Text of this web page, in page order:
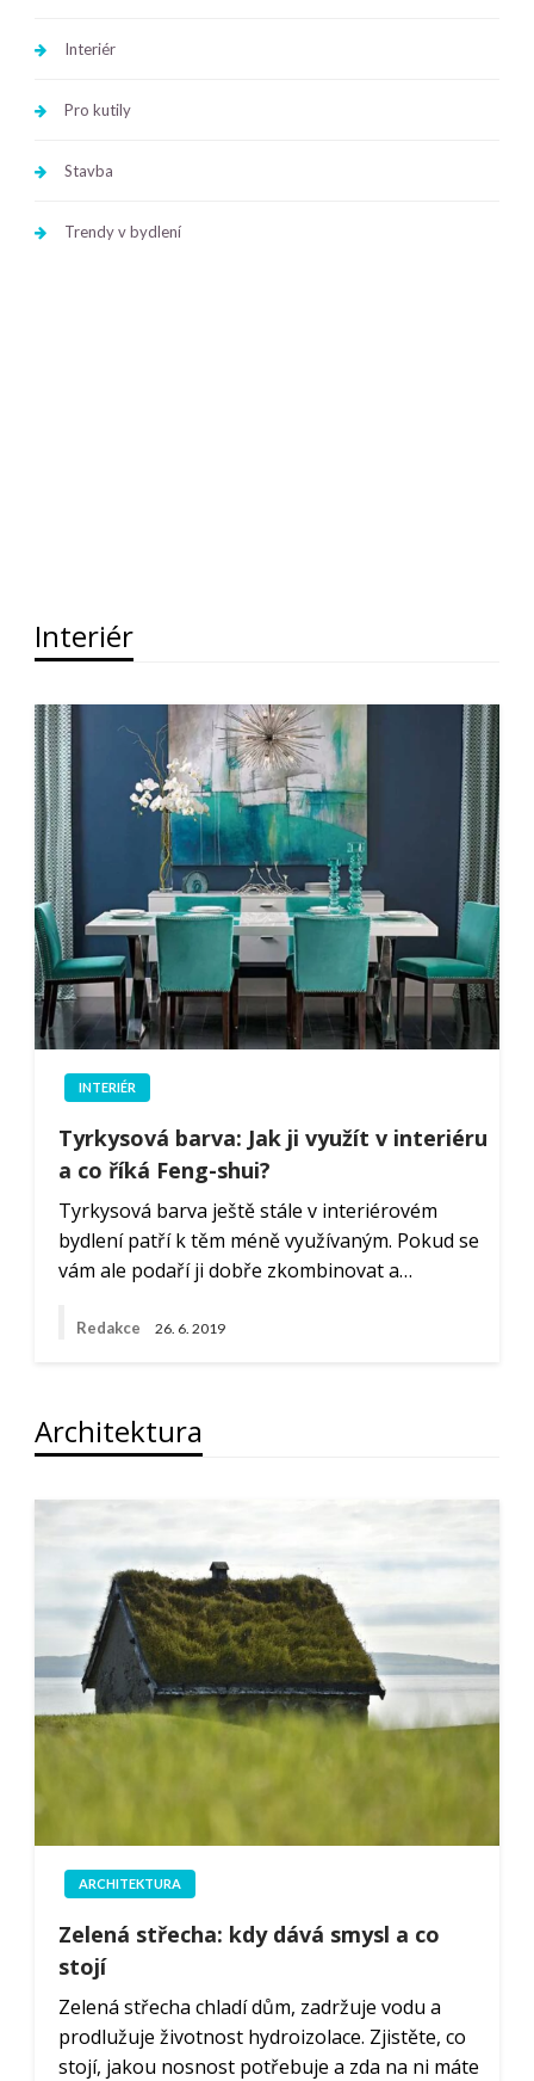
Interiér
Pro kutily
Stavba
Trendy v bydlení
Interiér
INTERIÉR
Tyrkysová barva: Jak ji využít v interiéru
a co říká Feng-shui?
Tyrkysová barva ještě stále v interiérovém
bydlení patří k těm méně využívaným. Pokud se
vám ale podaří ji dobře zkombinovat a…
Redakce 26. 6. 2019
Architektura
ARCHITEKTURA
Zelená střecha: kdy dává smysl a co
stojí
Zelená střecha chladí dům, zadržuje vodu a
prodlužuje životnost hydroizolace. Zjistěte, co
stojí, jakou nosnost potřebuje a zda na ni máte